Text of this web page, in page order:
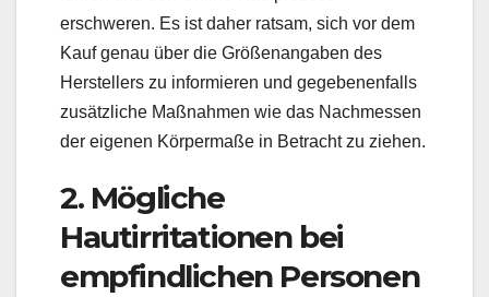
erschweren. Es ist daher ratsam, sich vor dem
Kauf genau über die Größenangaben des
Herstellers zu informieren und gegebenenfalls
zusätzliche Maßnahmen wie das Nachmessen
der eigenen Körpermaße in Betracht zu ziehen.
2. Mögliche
Hautirritationen bei
empfindlichen Personen